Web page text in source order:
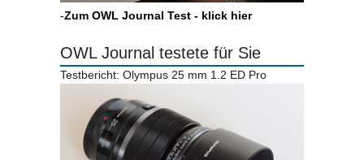
-Zum OWL Journal Test - klick hier
OWL Journal testete für Sie
Testbericht: Olympus 25 mm 1.2 ED Pro